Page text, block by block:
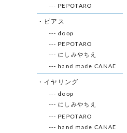
--- PEPOTARO
・ピアス
--- doop
--- PEPOTARO
--- にしみやちえ
--- hand made CANAE
・イヤリング
--- doop
--- にしみやちえ
--- PEPOTARO
--- hand made CANAE